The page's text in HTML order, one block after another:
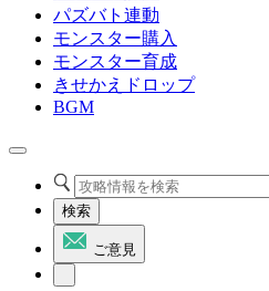
パズバト連動
モンスター購入
モンスター育成
きせかえドロップ
BGM
検索
ご意見